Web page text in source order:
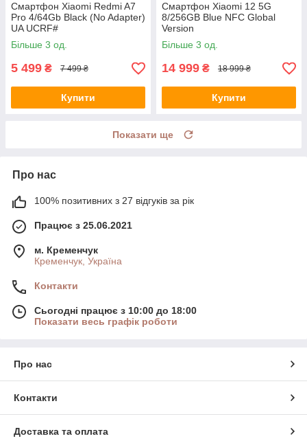
Смартфон Xiaomi Redmi A7
Pro 4/64Gb Black (No Adapter)
UA UCRF#
Більше 3 од.
5 499 ₴ 7 499 ₴
Купити
Смартфон Xiaomi 12 5G
8/256GB Blue NFC Global
Version
Більше 3 од.
14 999 ₴ 18 999 ₴
Купити
Показати ще
Про нас
100% позитивних з 27 відгуків за рік
Працює з 25.06.2021
м. Кременчук
Кременчук, Україна
Контакти
Сьогодні працює з 10:00 до 18:00
Показати весь графік роботи
Про нас
Контакти
Доставка та оплата